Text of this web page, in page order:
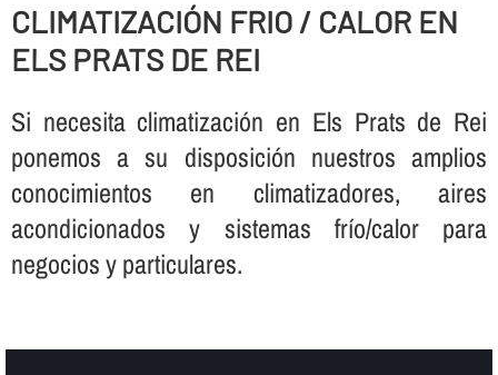
CLIMATIZACIÓN FRIO / CALOR EN
ELS PRATS DE REI
Si necesita climatización en Els Prats de Rei
ponemos a su disposición nuestros amplios
conocimientos en climatizadores, aires
acondicionados y sistemas frí­o/calor para
negocios y particulares.